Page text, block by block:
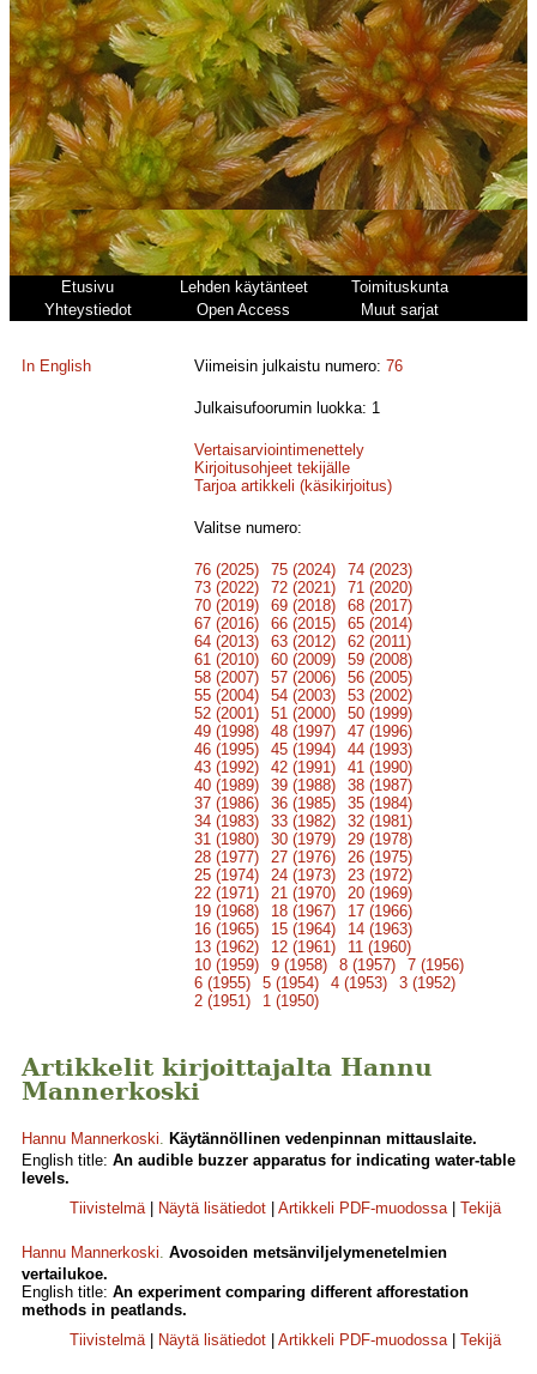
Etusivu Lehden käytänteet
Toimituskunta
Yhteystiedot
Open Access Muut sarjat
In English Viimeisin julkaistu numero:76
Julkaisufoorumin luokka: 1
Vertaisarviointimenettely
Kirjoitusohjeet tekijälle
Tarjoa artikkeli (käsikirjoitus)
Valitse numero:
76 (2025) 75 (2024)
74 (2023)
73 (2022)
72 (2021)
71 (2020)
70 (2019)
69 (2018)
68 (2017)
67 (2016)
66 (2015)
65 (2014)
64 (2013)
63 (2012)
62 (2011)
61 (2010)
60 (2009)
59 (2008)
58 (2007)
57 (2006)
56 (2005)
55 (2004)
54 (2003)
53 (2002)
52 (2001)
51 (2000)
50 (1999)
49 (1998)
48 (1997)
47 (1996)
46 (1995)
45 (1994)
44 (1993)
43 (1992)
42 (1991)
41 (1990)
40 (1989)
39 (1988)
38 (1987)
37 (1986)
36 (1985)
35 (1984)
34 (1983)
33 (1982)
32 (1981)
31 (1980)
30 (1979)
29 (1978)
28 (1977)
27 (1976)
26 (1975)
25 (1974)
24 (1973)
23 (1972)
22 (1971)
21 (1970)
20 (1969)
19 (1968)
18 (1967)
17 (1966)
16 (1965)
15 (1964)
14 (1963)
13 (1962)
12 (1961)
11 (1960)
10 (1959)
9 (1958) 8 (1957)
7 (1956)
6 (1955)
5 (1954) 4 (1953)
3 (1952)
2 (1951)
1 (1950)
Artikkelit kirjoittajalta Hannu
Mannerkoski
Hannu Mannerkoski. Käytännöllinen vedenpinnan mittauslaite.
English title: An audible buzzer apparatus for indicating water-table
levels.
Tiivistelmä| Näytä lisätiedot Artikkeli PDF-muodossa| Tekijä
Hannu Mannerkoski. Avosoiden metsänviljelymenetelmien
vertailukoe.
English title: An experiment comparing different afforestation
methods in peatlands.
Tiivistelmä| Näytä lisätiedot Artikkeli PDF-muodossa| Tekijä